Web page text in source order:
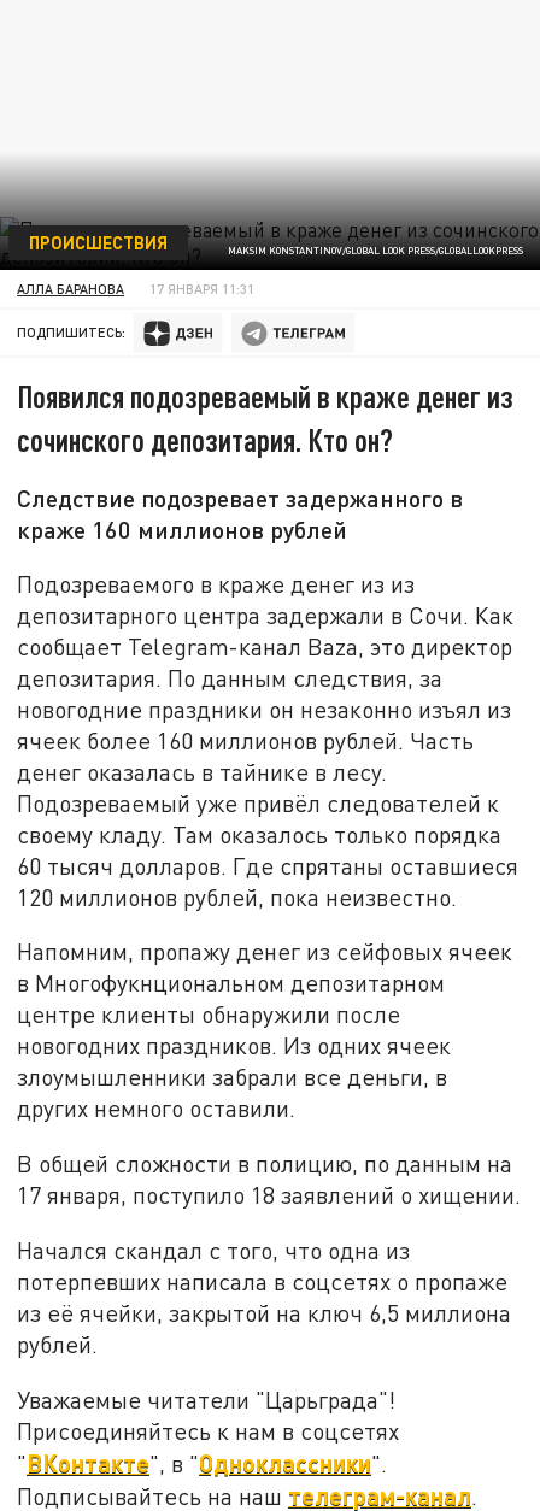
MAKSIM KONSTANTINOV/GLOBAL LOOK PRESS/GLOBALLOOKPRESS
ПРОИСШЕСТВИЯ
АЛЛА БАРАНОВА 17 ЯНВАРЯ 11:31
ПОДПИШИТЕСЬ:
Появился подозреваемый в краже денег из
сочинского депозитария. Кто он?
Следствие подозревает задержанного в
краже 160 миллионов рублей
Подозреваемого в краже денег из из
депозитарного центра задержали в Сочи. Как
сообщает Telegram-канал Baza, это директор
депозитария. По данным следствия, за
новогодние праздники он незаконно изъял из
ячеек более 160 миллионов рублей. Часть
денег оказалась в тайнике в лесу.
Подозреваемый уже привёл следователей к
своему кладу. Там оказалось только порядка
60 тысяч долларов. Где спрятаны оставшиеся
120 миллионов рублей, пока неизвестно.
Напомним, пропажу денег из сейфовых ячеек
в Многофукнциональном депозитарном
центре клиенты обнаружили после
новогодних праздников. Из одних ячеек
злоумышленники забрали все деньги, в
других немного оставили.
В общей сложности в полицию, по данным на
17 января, поступило 18 заявлений о хищении.
Начался скандал с того, что одна из
потерпевших написала в соцсетях о пропаже
из её ячейки, закрытой на ключ 6,5 миллиона
рублей.
Уважаемые читатели "Царьграда"!
Присоединяйтесь к нам в соцсетях
"ВКонтакте", в "Одноклассники".
Подписывайтесь на наш телеграм-канал